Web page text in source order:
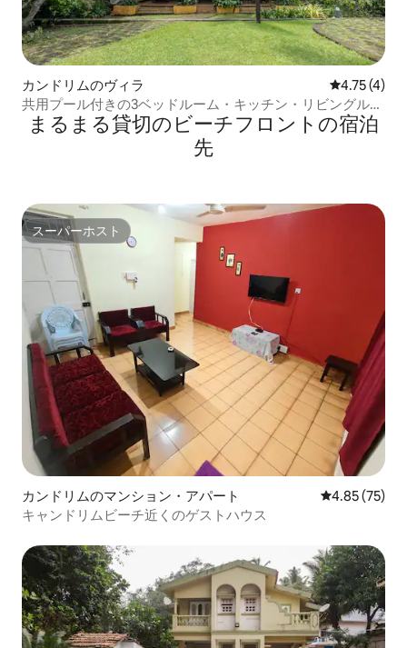
カンドリムのヴィラ レビュー4
4.75 (4)
共用プール付きの3ベッドルーム・キッチン・リビングルー
ムのヴィラ、ビーチまで50m
まるまる貸切のビーチフロントの宿泊
先
スーパーホスト
スーパーホスト
カンドリムのマンション・アパート レビュー75
4.85 (75)
キャンドリムビーチ近くのゲストハウス